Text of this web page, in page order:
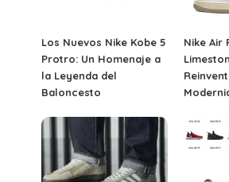
Los Nuevos Nike Kobe 5
Protro: Un Homenaje a
la Leyenda del
Baloncesto
Nike Air